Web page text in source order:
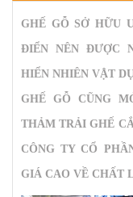
GHẾ GỖ SỞ HỮU
ĐIỂN NÊN ĐƯỢC
HIỂN NHIÊN VẬT
GHẾ GỖ CŨNG
THẢM TRẢI GHẾ
CÔNG TY CỔ
GIÁ CAO VỀ CHẤT